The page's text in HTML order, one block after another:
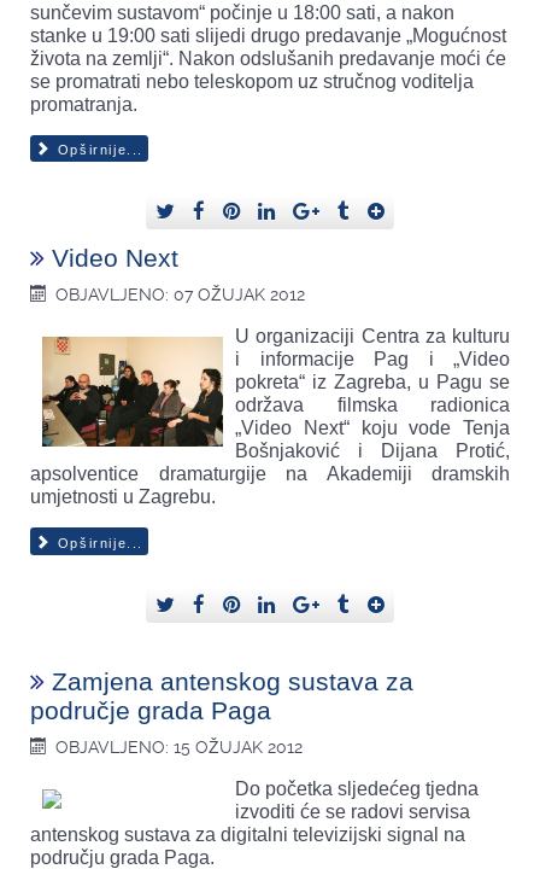
sunčevim sustavom“ počinje u 18:00 sati, a nakon
stanke u 19:00 sati slijedi drugo predavanje „Mogućnost
života na zemlji“. Nakon odslušanih predavanje moći će
se promatrati nebo teleskopom uz stručnog voditelja
promatranja.
Opširnije...
Video Next
OBJAVLJENO: 07 OŽUJAK 2012
U organizaciji Centra za kulturu
i informacije Pag i „Video
pokreta“ iz Zagreba, u Pagu se
održava filmska radionica
„Video Next“ koju vode Tenja
Bošnjaković i Dijana Protić,
apsolventice dramaturgije na Akademiji dramskih
umjetnosti u Zagrebu.
Opširnije...
Zamjena antenskog sustava za
područje grada Paga
OBJAVLJENO: 15 OŽUJAK 2012
Do početka sljedećeg tjedna
izvoditi će se radovi servisa
antenskog sustava za digitalni televizijski signal na
području grada Paga.